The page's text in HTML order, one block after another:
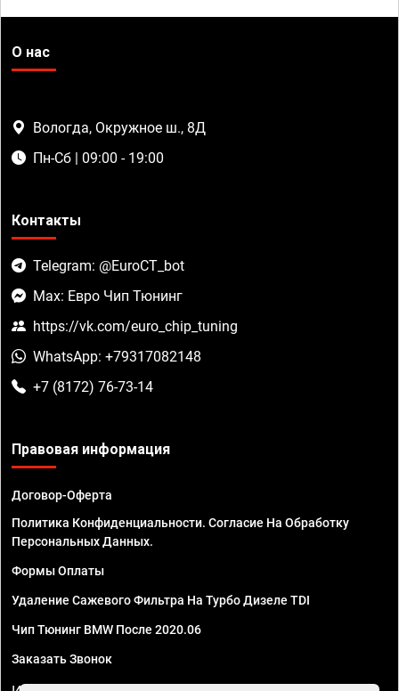
О нас
Вологда, Окружное ш., 8Д
Пн-Сб | 09:00 - 19:00
Контакты
Telegram: @EuroCT_bot
Max: Евро Чип Тюнинг
https://vk.com/euro_chip_tuning
WhatsApp: +79317082148
+7 (8172) 76-73-14
Правовая информация
Договор-Оферта
Политика Конфиденциальности. Согласие На Обработку
Персональных Данных.
Формы Оплаты
Удаление Сажевого Фильтра На Турбо Дизеле TDI
Чип Тюнинг BMW После 2020.06
Заказать Звонок